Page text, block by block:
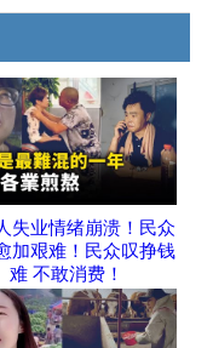
失业情绪崩溃！民众
加艰难！民众叹挣钱
难 不敢消费！